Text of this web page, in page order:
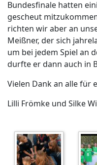
Bundesfinale hatten
gescheut
richten wir aber an
Meißner, der sich
um bei jedem Spiel an
durfte er dann auch in
Vielen Dank an alle für
Lilli Frömke und Silke